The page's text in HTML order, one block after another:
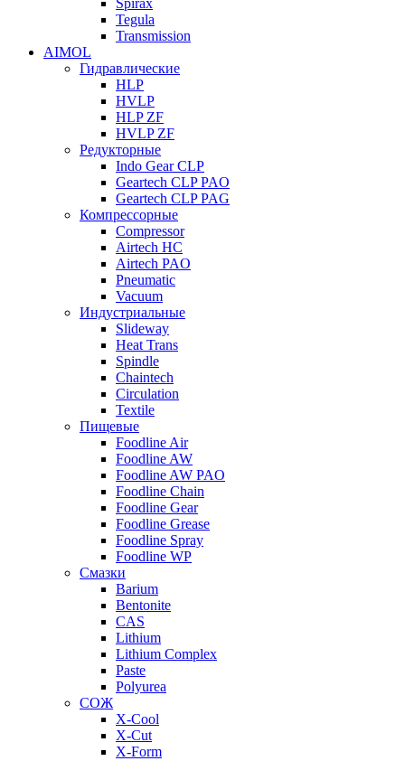
Spirax
Tegula
Transmission
AIMOL
Гидравлические
HLP
HVLP
HLP ZF
HVLP ZF
Редукторные
Indo Gear CLP
Geartech CLP PAO
Geartech CLP PAG
Компрессорные
Compressor
Airtech HC
Airtech PAO
Pneumatic
Vacuum
Индустриальные
Slideway
Heat Trans
Spindle
Chaintech
Circulation
Textile
Пищевые
Foodline Air
Foodline AW
Foodline AW PAO
Foodline Chain
Foodline Gear
Foodline Grease
Foodline Spray
Foodline WP
Смазки
Barium
Bentonite
CAS
Lithium
Lithium Complex
Paste
Polyurea
СОЖ
X-Cool
X-Cut
X-Form